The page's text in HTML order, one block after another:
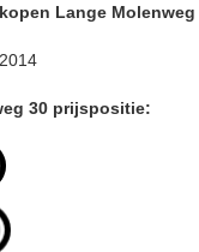
Lange Molenweg
30 prijspositie: